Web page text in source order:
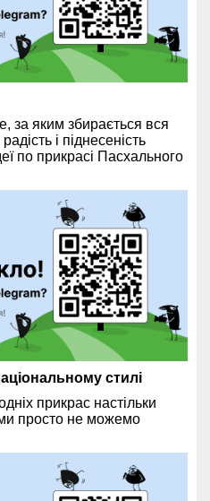
за яким збирається вся
і піднесеність
по прикрасі Пасхального
стилі
прикрас настільки
ми просто не можемо